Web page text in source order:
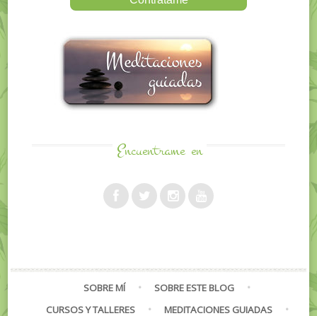
Encuentrame en
SOBRE MÍ
SOBRE ESTE BLOG
CURSOS Y TALLERES
MEDITACIONES GUIADAS